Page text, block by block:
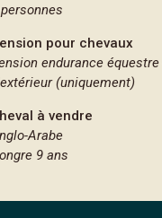
pour chevaux
endurance
(uniquement)
à vendre
Arabe
9 ans